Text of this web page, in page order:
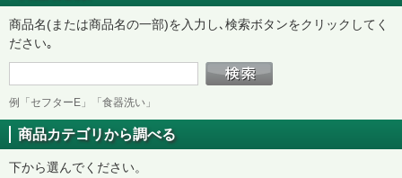
商品名(または商品名の一部)を入力し､検索ボタンをクリックしてく
ださい｡
例「セフターE」「食器洗い」
商品カテゴリから調べる
下から選んでください。